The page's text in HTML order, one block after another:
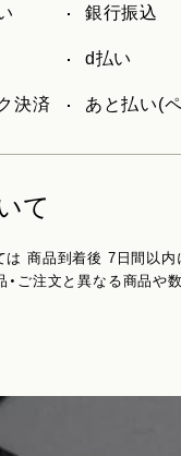
銀行振込
d払い
決済 あと払い(
て
は 商品到着後 7日間以内
・ご注文と異なる商品や